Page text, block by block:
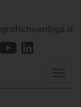
graficheantiga.it